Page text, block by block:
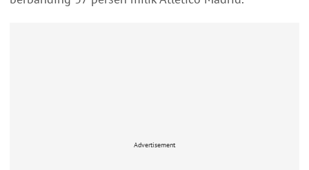
Advertisement